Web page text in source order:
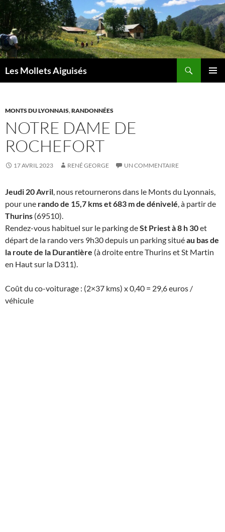
Aller
au
contenu
Les Mollets Aiguisés
MONTS DU LYONNAIS,RANDONNÉES
NOTRE DAME DE
ROCHEFORT
17 AVRIL 2023 RENÉ GEORGE UN COMMENTAIRE
Jeudi 20 Avril , nous retournerons dans le Monts du Lyonnais,
pour une rando de 15,7 kms et 683 m de dénivelé , à partir de
Thurins (69510).
Rendez-vous habituel sur le parking deSt Priest à 8 h 30et
départ de la rando vers 9h30 depuis un parking situéau bas de
la route de la Durantière (à droite entre Thurins et St Martin
en Haut sur la D311).
Coût du co-voiturage : (2×37 kms) x 0,40 = 29,6 euros /
véhicule